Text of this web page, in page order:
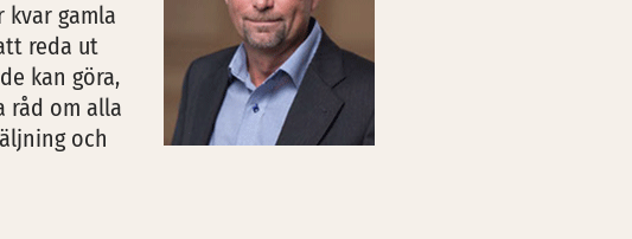
kvar gamla
reda ut
kan göra,
råd om alla
och